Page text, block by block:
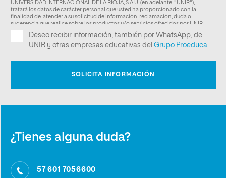
¿Tienes alguna duda?
57 601 7056600